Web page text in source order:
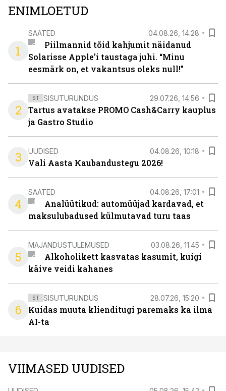
ENIMLOETUD
1
SAATED 04.08.26, 14:28
Piilmannid tõid kahjumit näidanud
Solarisse Apple’i taustaga juhi. “Minu
eesmärk on, et vakantsus oleks null!”
2
ST SISUTURUNDUS 29.07.26, 14:56
Tartus avatakse PROMO Cash&Carry kauplus
ja Gastro Studio
3 UUDISED 04.08.26, 10:18
Vali Aasta Kaubandustegu 2026!
4
SAATED 04.08.26, 17:01
Analüütikud: automüüjad kardavad, et
maksulubadused külmutavad turu taas
5
MAJANDUSTULEMUSED 03.08.26, 11:45
Alkoholikett kasvatas kasumit, kuigi
käive veidi kahanes
6
ST SISUTURUNDUS 28.07.26, 15:20
Kuidas muuta klienditugi paremaks ka ilma
AI-ta
VIIMASED UUDISED